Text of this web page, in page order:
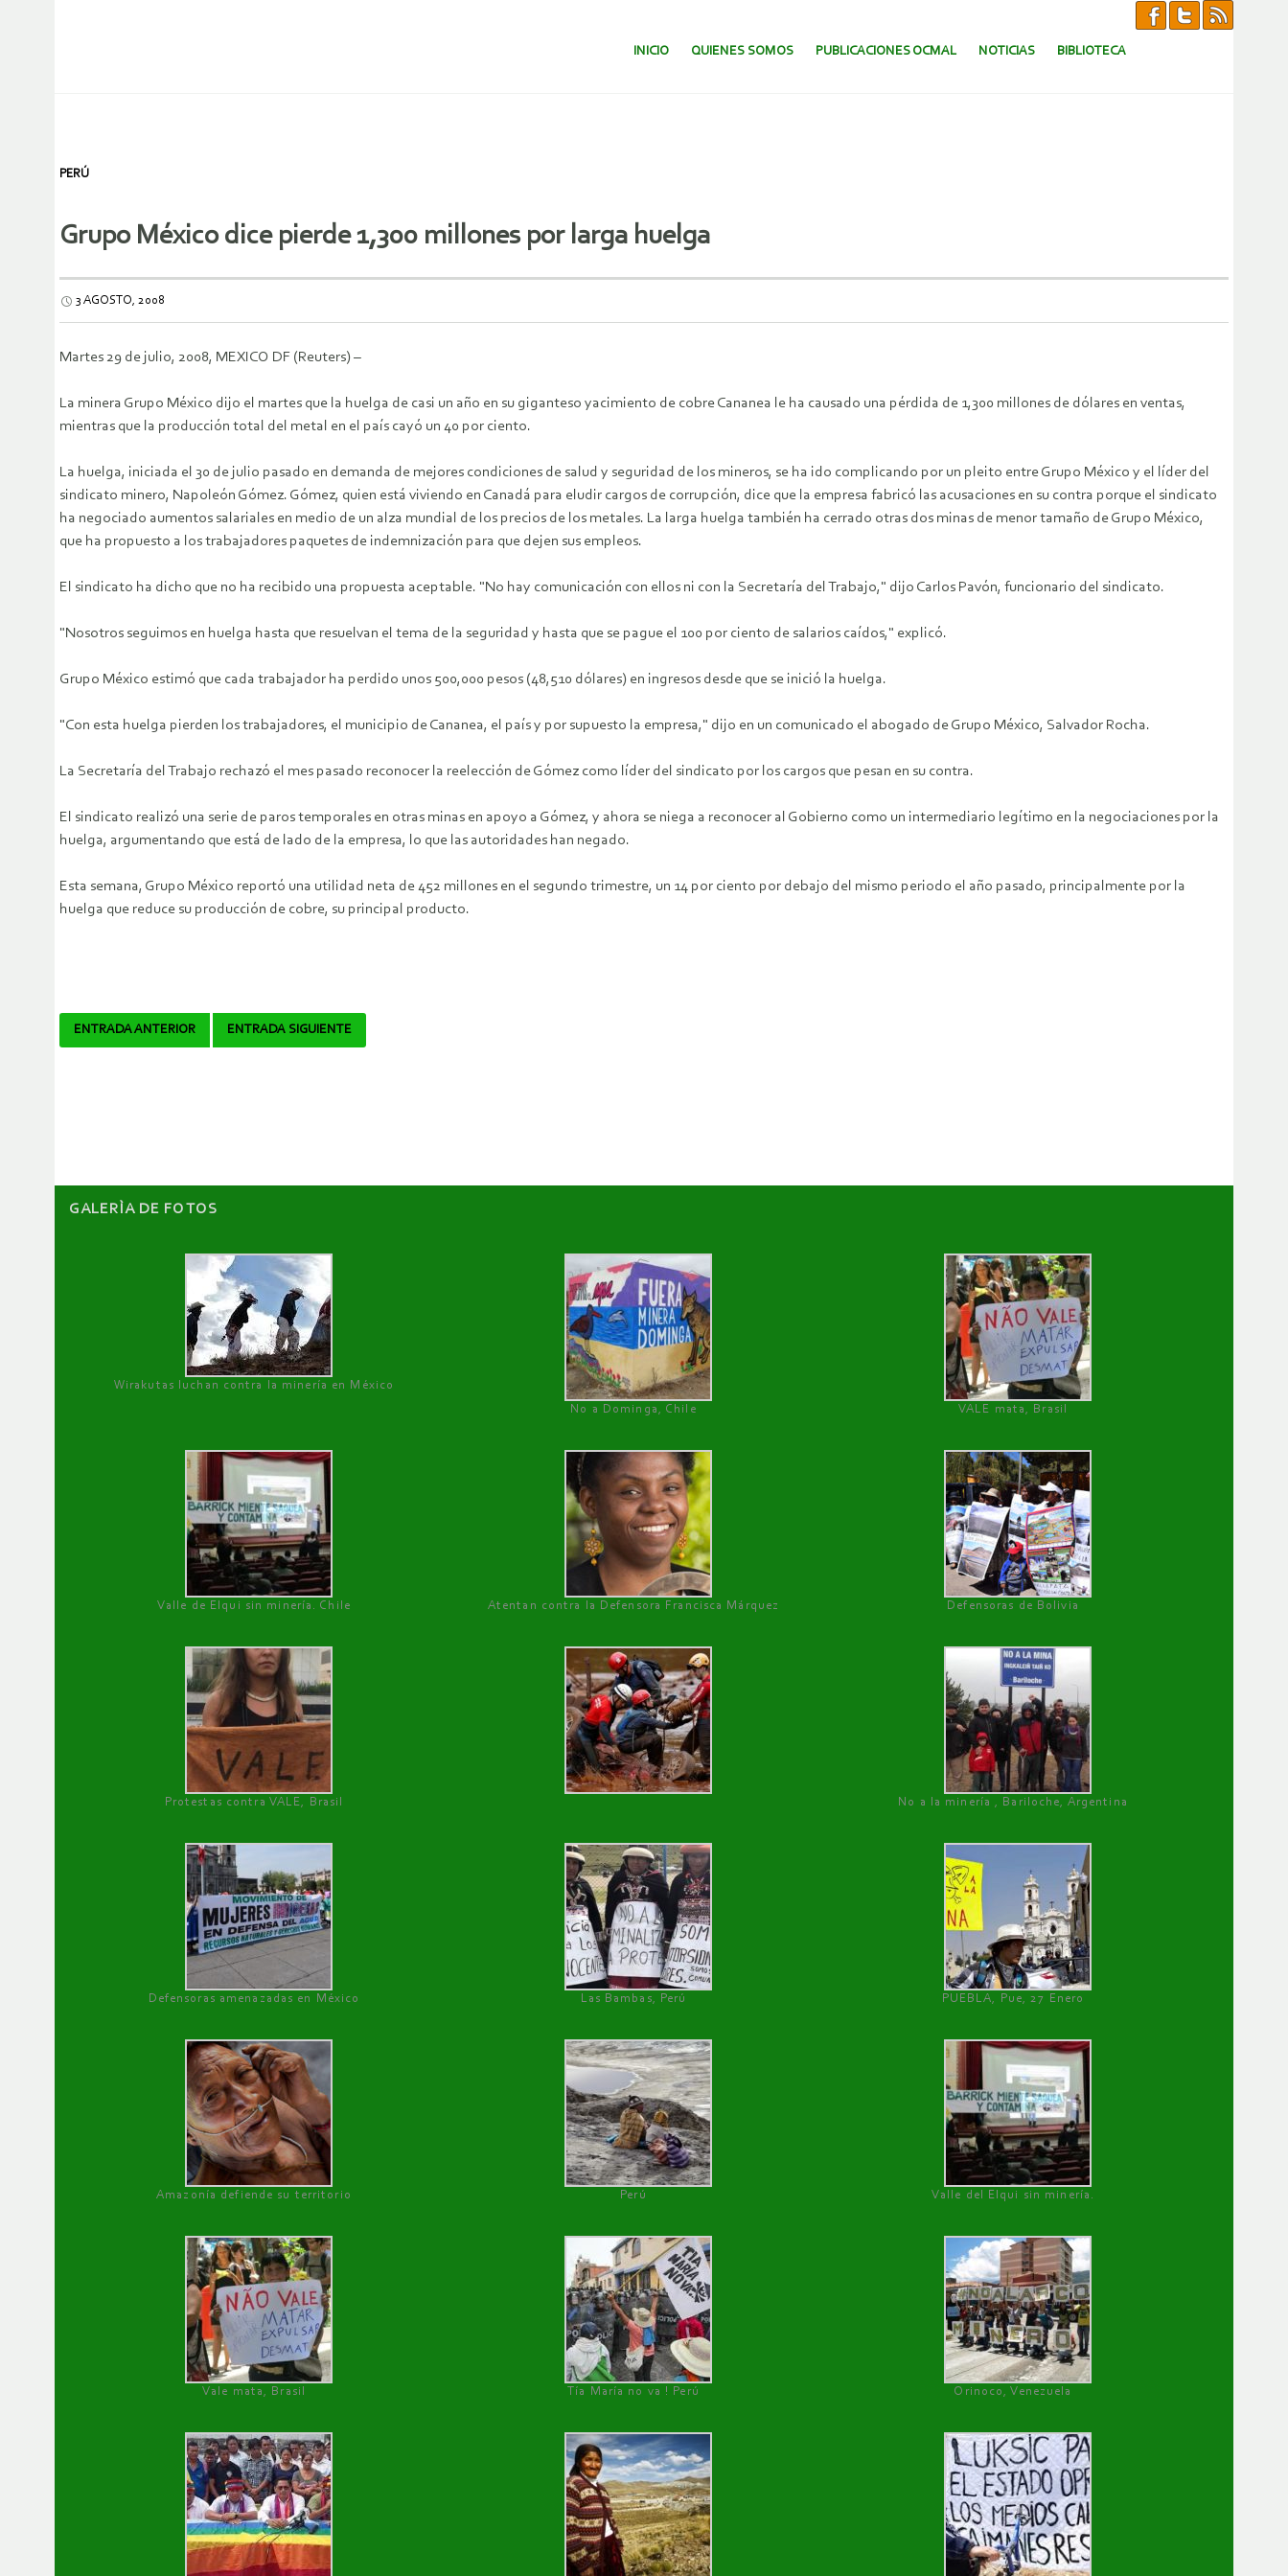
SALTAR AL CONTENIDO.
INICIO QUIENES SOMOS PUBLICACIONES OCMAL NOTICIAS BIBLIOTECA
PERÚ
Grupo México dice pierde 1,300 millones por larga huelga
3 AGOSTO, 2008
Martes 29 de julio, 2008, MEXICO DF (Reuters) –
La minera Grupo México dijo el martes que la huelga de casi un año en su giganteso yacimiento de cobre Cananea le ha causado una pérdida de 1,300 millones de dólares en ventas,
mientras que la producción total del metal en el país cayó un 40 por ciento.
La huelga, iniciada el 30 de julio pasado en demanda de mejores condiciones de salud y seguridad de los mineros, se ha ido complicando por un pleito entre Grupo México y el líder del
sindicato minero, Napoleón Gómez. Gómez, quien está viviendo en Canadá para eludir cargos de corrupción, dice que la empresa fabricó las acusaciones en su contra porque el sindicato
ha negociado aumentos salariales en medio de un alza mundial de los precios de los metales. La larga huelga también ha cerrado otras dos minas de menor tamaño de Grupo México,
que ha propuesto a los trabajadores paquetes de indemnización para que dejen sus empleos.
El sindicato ha dicho que no ha recibido una propuesta aceptable. "No hay comunicación con ellos ni con la Secretaría del Trabajo," dijo Carlos Pavón, funcionario del sindicato.
"Nosotros seguimos en huelga hasta que resuelvan el tema de la seguridad y hasta que se pague el 100 por ciento de salarios caídos," explicó.
Grupo México estimó que cada trabajador ha perdido unos 500,000 pesos (48,510 dólares) en ingresos desde que se inició la huelga.
"Con esta huelga pierden los trabajadores, el municipio de Cananea, el país y por supuesto la empresa," dijo en un comunicado el abogado de Grupo México, Salvador Rocha.
La Secretaría del Trabajo rechazó el mes pasado reconocer la reelección de Gómez como líder del sindicato por los cargos que pesan en su contra.
El sindicato realizó una serie de paros temporales en otras minas en apoyo a Gómez, y ahora se niega a reconocer al Gobierno como un intermediario legítimo en la negociaciones por la
huelga, argumentando que está de lado de la empresa, lo que las autoridades han negado.
Esta semana, Grupo México reportó una utilidad neta de 452 millones en el segundo trimestre, un 14 por ciento por debajo del mismo periodo el año pasado, principalmente por la
huelga que reduce su producción de cobre, su principal producto.
Navegador
ENTRADA ANTERIOR ENTRADA SIGUIENTE
GALERÌA DE FOTOS
Wirakutas luchan contra la minería en México
No a Dominga, Chile
VALE mata, Brasil
Valle de Elqui sin minería. Chile Atentan contra la Defensora Francisca Márquez Defensoras de Bolivia
Protestas contra VALE, Brasil No a la minería , Bariloche, Argentina
Defensoras amenazadas en México Las Bambas, Perú PUEBLA, Pue, 27 Enero
Amazonía defiende su territorio Perú Valle del Elqui sin minería.
Vale mata, Brasil Tía María no va ! Perú Orinoco, Venezuela